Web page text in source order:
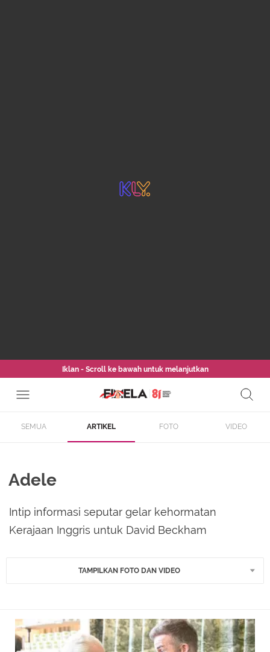
Iklan - Scroll ke bawah untuk melanjutkan
SEMUA ARTIKEL FOTO VIDEO
Adele
Intip informasi seputar gelar kehormatan
Kerajaan Inggris untuk David Beckham
TAMPILKAN FOTO DAN VIDEO